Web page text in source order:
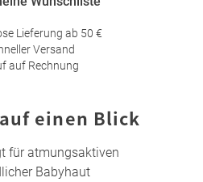
Lieferung ab 50 €
Versand
auf Rechnung
einen Blick
für atmungsaktiven
Babyhaut